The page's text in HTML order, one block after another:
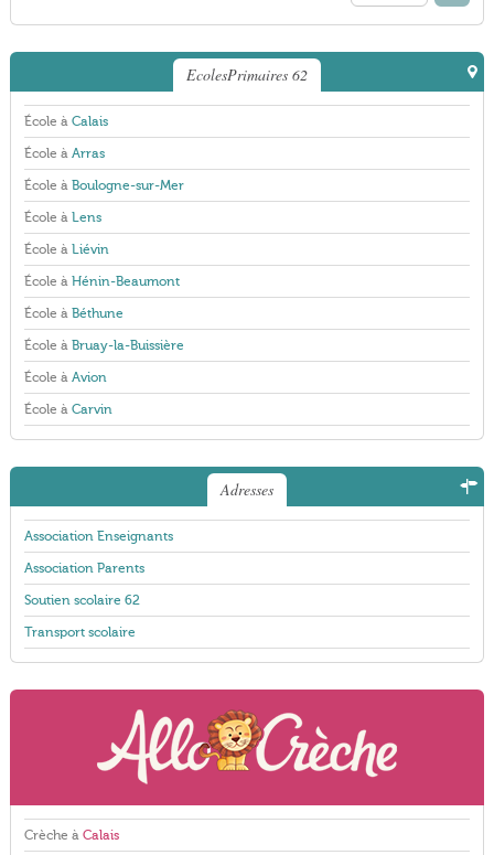
EcolesPrimaires 62
École à Calais
École à Arras
École à Boulogne-sur-Mer
École à Lens
École à Liévin
École à Hénin-Beaumont
École à Béthune
École à Bruay-la-Buissière
École à Avion
École à Carvin
Adresses
Association Enseignants
Association Parents
Soutien scolaire 62
Transport scolaire
Crèche à Calais